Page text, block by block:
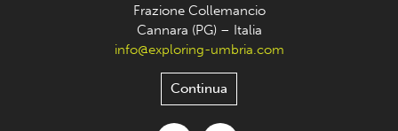
Frazione Collemancio
Cannara (PG) – Italia
info@exploring-umbria.com
Continua